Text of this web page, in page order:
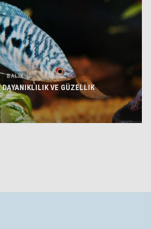
BALIK
VE GÜZELLIK